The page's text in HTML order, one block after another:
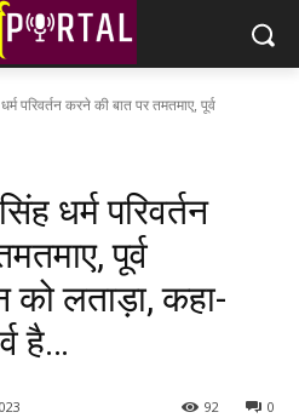
परिवर्तन करने की बात पर तमतमाए, पूर्व
धर्म परिवर्तन
पूर्व
को लताड़ा, कहा-
है…
0
92